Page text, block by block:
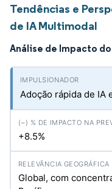
Tendências e
de IA Multimodal
Análise de Impacto
Adoção rápida de IA
+8.5%
Global, com